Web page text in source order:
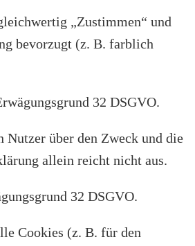
„Zustimmen“ und
bevorzugt (z. B. farblich
32 DSGVO.
Nutzer über den Zweck und die
allein reicht nicht aus.
32 DSGVO.
Cookies (z. B. für den